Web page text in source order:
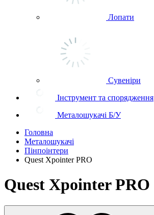
Лопати
Сувеніри
Інструмент та спорядження
Металошукачі Б/У
Головна
Металошукачі
Пінпоінтери
Quest Xpointer PRO
Quest Xpointer PRO